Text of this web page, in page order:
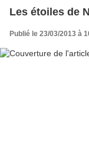
Les étoiles de
Publié le 23/03/2013 à